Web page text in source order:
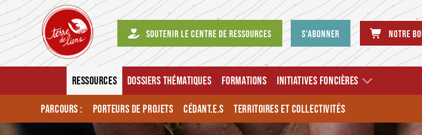
Soutenir le centre de ressources S'abonner Notre
RESSOURCES DOSSIERS THÉMATIQUES FORMATIONS INITIATIVES FONCIÈRES
PARCOURS : PORTEURS DE PROJETS CÉDANT.E.S TERRITOIRES ET COLLECTIVITÉS